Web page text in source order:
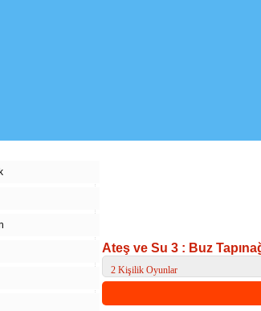
Ateş ve Su 3 : Buz
2 Kişilik Oyunlar